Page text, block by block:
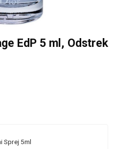
EdP 5 ml, Odstrek
Sprej 5ml